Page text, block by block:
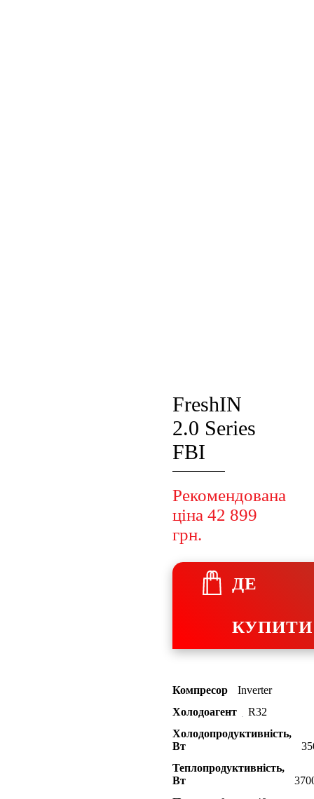
FreshIN
2.0 Series
FBI
Рекомендована
ціна 42 899
грн.
ДЕ
КУПИТИ
Компресор
Inverter
Холодоагент
R32
Холодопродуктивність,
Bт
Теплопродуктивність,
Bт